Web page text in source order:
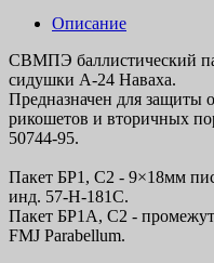
Описание
СВМПЭ баллистический
сидушки А-24 Наваха.
Предназначен для защиты
рикошетов и вторичных
50744-95.
Пакет БР1, С2 - 9×18мм
инд. 57-Н-181С.
Пакет БР1А, С2 -
FMJ Parabellum.